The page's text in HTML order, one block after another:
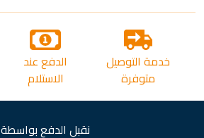
خدمة التوصيل
متوفرة
الدفع عند
الاستلام
نقبل الدفع بواسطة